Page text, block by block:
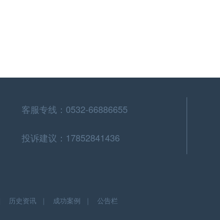
客服专线：0532-66886655
投诉建议：17852841436
历史资讯 ｜ 成功案例 ｜ 公告栏